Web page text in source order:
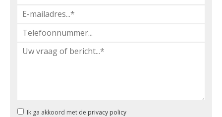
Ik ga akkoord met de privacy policy